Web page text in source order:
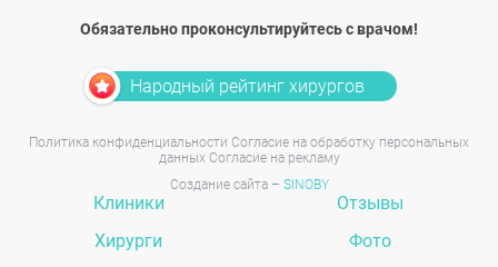
Обязательно проконсультируйтесь с врачом!
Народный рейтинг хирургов
Политика конфиденциальности Согласие на обработку персональных
данных Согласие на рекламу
Создание сайта – SINOBY
Клиники
Хирурги
Отзывы
Фото